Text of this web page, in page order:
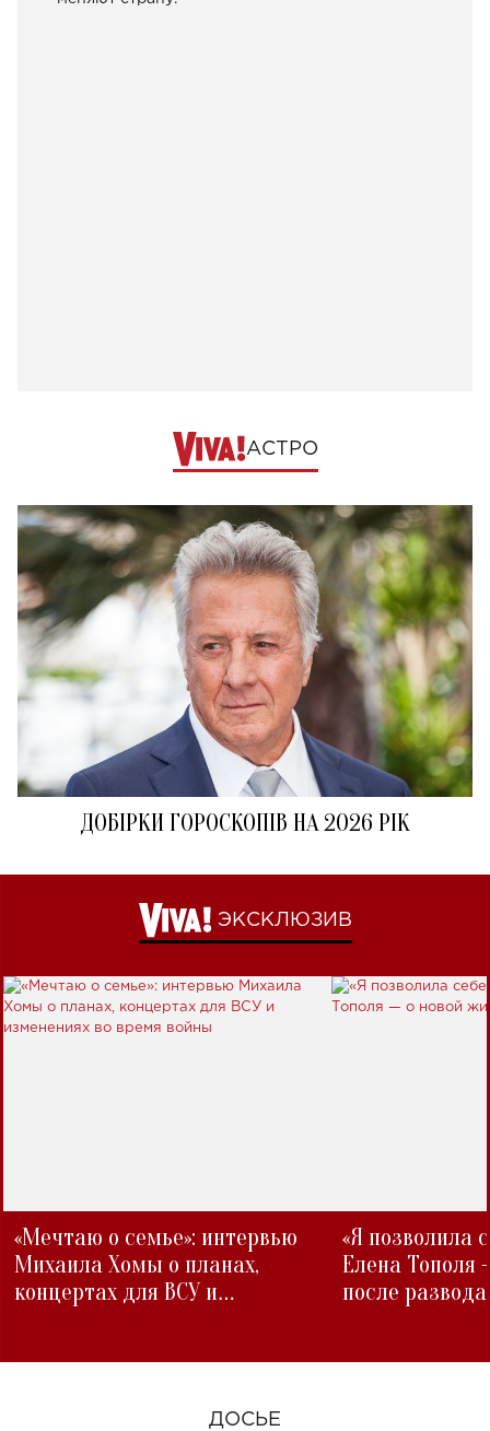
АСТРО
ДОБІРКИ ГОРОСКОПІВ НА 2026 РІК
ЭКСКЛЮЗИВ
«Мечтаю о семье»: интервью
Михаила Хомы о планах,
концертах для ВСУ и
«Я позволила
Елена Тополя
после развода
ДОСЬЕ